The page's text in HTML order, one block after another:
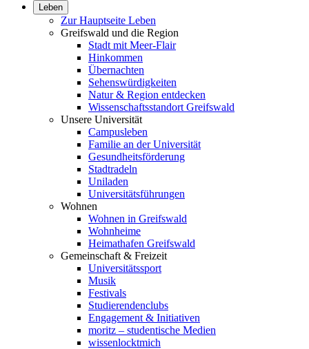
Leben
Zur Hauptseite Leben
Greifswald und die Region
Stadt mit Meer-Flair
Hinkommen
Übernachten
Sehenswürdigkeiten
Natur & Region entdecken
Wissenschaftsstandort Greifswald
Unsere Universität
Campusleben
Familie an der Universität
Gesundheitsförderung
Stadtradeln
Uniladen
Universitätsführungen
Wohnen
Wohnen in Greifswald
Wohnheime
Heimathafen Greifswald
Gemeinschaft & Freizeit
Universitätssport
Musik
Festivals
Studierendenclubs
Engagement & Initiativen
moritz – studentische Medien
wissenlocktmich